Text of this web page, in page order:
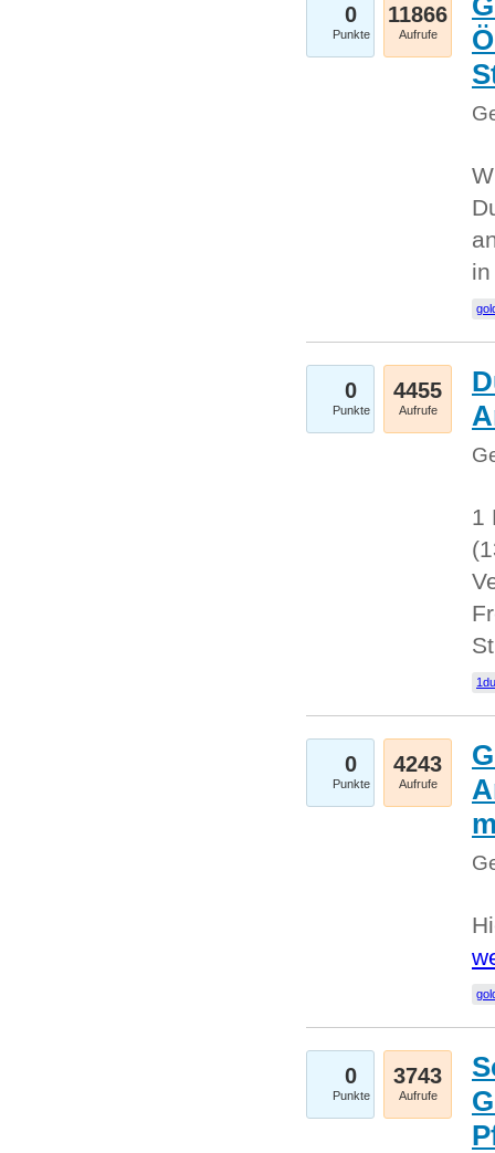
0
Punkte
11866
Aufrufe
0
Punkte
4455
Aufrufe
1
0
Punkte
4243
Aufrufe
0
Punkte
3743
Aufrufe